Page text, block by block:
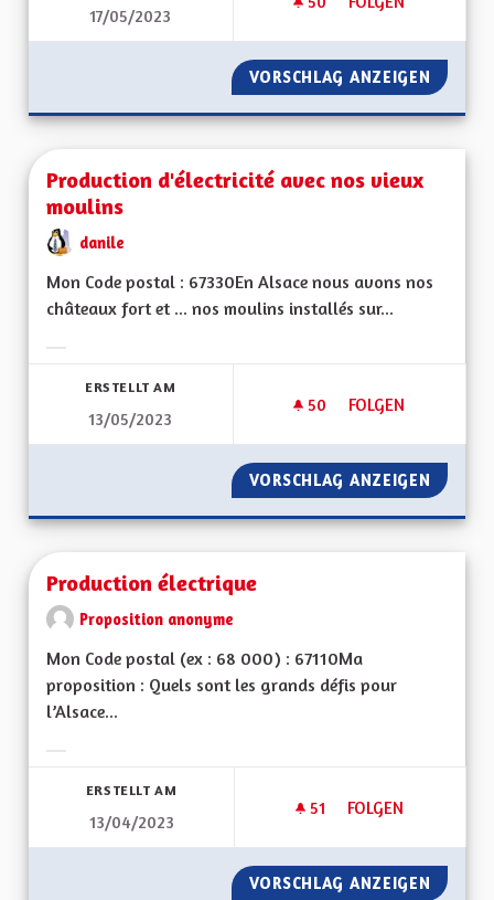
17/05/2023 PRISE EN CHARGE
VORSCHLAG ANZEIGEN PRISE
Production d'électricité avec nos vieux
moulins
danile
Mon Code postal : 67330En Alsace nous avons nos
châteaux fort et ... nos moulins installés sur...
ERSTELLT AM
13/05/2023
50 50 FOLLOWER
FOLGEN
PRODUCTION
VORSCHLAG ANZEIGEN
Production électrique
Proposition anonyme
Mon Code postal (ex : 68 000) : 67110Ma
proposition : Quels sont les grands défis pour
l’Alsace...
ERSTELLT AM
13/04/2023
51 51 FOLLOWER
FOLGEN
PRODUCTION
VORSCHLAG ANZEIGEN